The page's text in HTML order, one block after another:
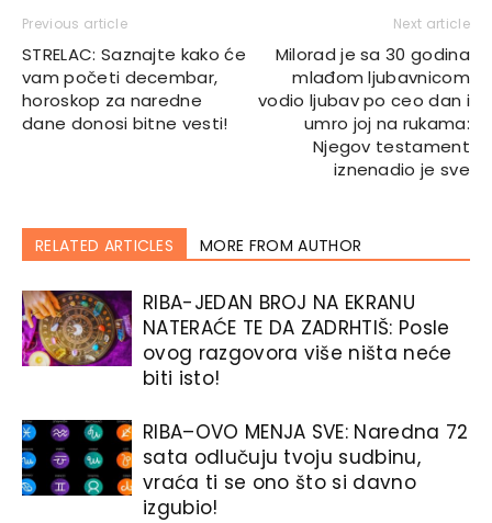
Previous article
STRELAC: Saznajte kako će
vam početi decembar,
horoskop za naredne
dane donosi bitne vesti!
Next article
Milorad je sa 30 godina
mlađom ljubavnicom
vodio ljubav po ceo dan i
umro joj na rukama:
Njegov testament
iznenadio je sve
RELATED ARTICLES MORE FROM AUTHOR
RIBA-JEDAN BROJ NA EKRANU
NATERAĆE TE DA ZADRHTIŠ: Posle
ovog razgovora više ništa neće
biti isto!
RIBA–OVO MENJA SVE: Naredna 72
sata odlučuju tvoju sudbinu,
vraća ti se ono što si davno
izgubio!